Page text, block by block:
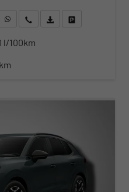
WhatsApp anfragen
Wir rufen Sie anFahrzeugexposé (PDF)
l/100km